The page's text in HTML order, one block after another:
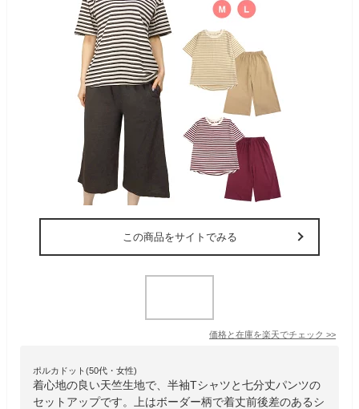
この商品をサイトでみる
価格と在庫を楽天でチェック >>
ポルカドット(50代・女性)
着心地の良い天竺生地で、半袖Tシャツと七分丈パンツの
セットアップです。上はボーダー柄で着丈前後差のあるシ